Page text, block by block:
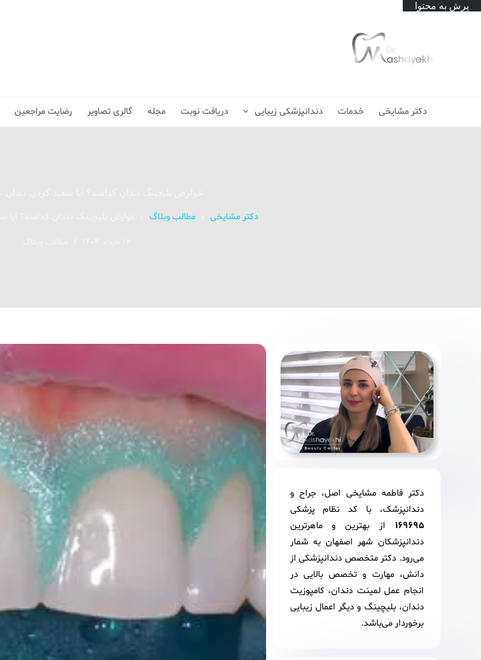
پرش به محتوا
دکتر مشایخی خدمات دندانپزشکی زیبایی دریافت نوبت مجله گالری تصاویر رضایت مراجعین
دکتر مشایخی مطالب وبلاگ
دکتر فاطمه مشایخی اصل، جراح و
دندانپزشک، با کد نظام پزشکی
169695 از بهترین و ماهرترین
دندانپزشکان شهر اصفهان به شمار
می‌رود. دکتر متخصص دندانپزشکی از
دانش، مهارت و تخصص بالایی در
انجام عمل لمینت دندان، کامپوزیت
دندان، بلیچینگ و دیگر اعمال زیبایی
برخوردار می‌باشد.